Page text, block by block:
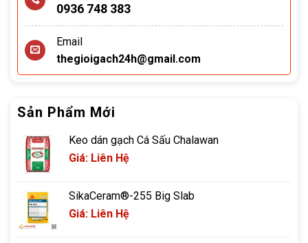
0936 748 383
Email
thegioigach24h@gmail.com
Sản Phẩm Mới
Keo dán gạch Cá Sấu Chalawan
Giá: Liên Hệ
SikaCeram®-255 Big Slab
Giá: Liên Hệ